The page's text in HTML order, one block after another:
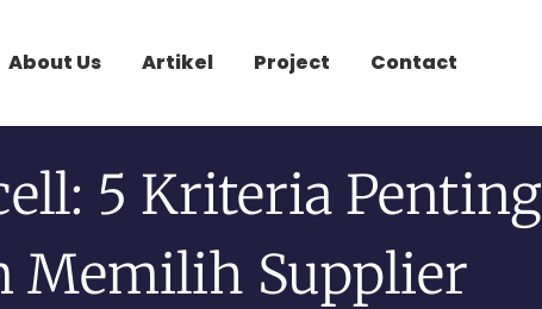
About Us Artikel Project Contact
5 Kriteria Penting
Memilih Supplier